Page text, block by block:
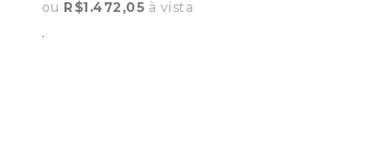
ou R$1.472,05 à vista
.